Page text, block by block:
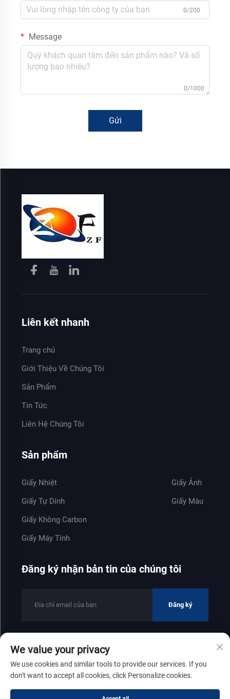
0/200
Message
0/1000
Gửi
Liên kết nhanh
Trang chủ
Giới Thiệu Về Chúng Tôi
Sản Phẩm
Tin Tức
Liên Hệ Chúng Tôi
Sản phẩm
Giấy Nhiệt
Giấy Tự Dính
Giấy Không Carbon
Giấy Máy Tính
Giấy Ảnh
Giấy Màu
Đăng ký nhận bản tin của chúng tôi
Đăng ký
Bản quyền © 2025 thuộc về Công ty TNHH Công nghiệp Giấy
Zhenfeng Sơn Đông
Chính sách bảo mật
Cuộn lên đầu trang
We value your privacy
We use cookies and similar tools to provide our services. If you
don't want to accept all cookies, click Personalize cookies.